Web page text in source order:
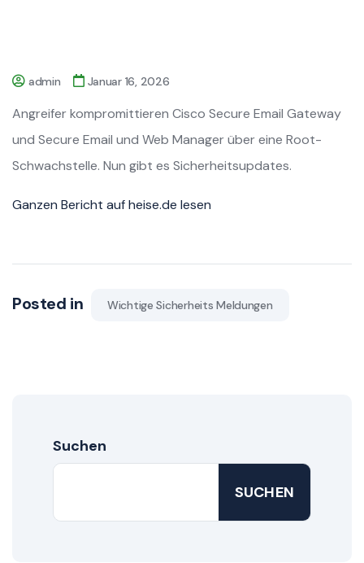
admin Januar 16, 2026
Angreifer kompromittieren Cisco Secure Email Gateway
und Secure Email und Web Manager über eine Root-
Schwachstelle. Nun gibt es Sicherheitsupdates.
Ganzen Bericht auf heise.de lesen
Posted in Wichtige Sicherheits Meldungen
Suchen
SUCHEN